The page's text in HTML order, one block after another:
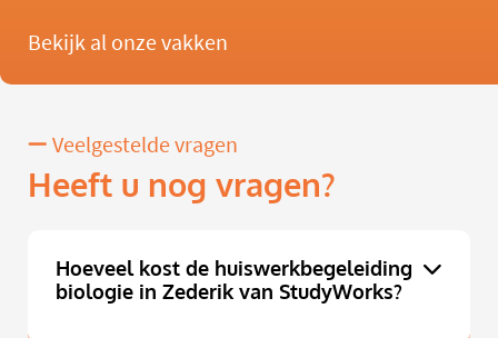
Bekijk al onze vakken
Veelgestelde vragen
Heeft u nog vragen?
Hoeveel kost de huiswerkbegeleiding
biologie in Zederik van StudyWorks?